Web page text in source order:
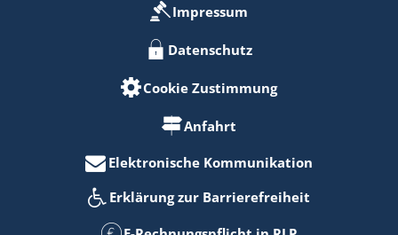
Impressum
Datenschutz
Cookie Zustimmung
Anfahrt
Elektronische Kommunikation
Erklärung zur Barrierefreiheit